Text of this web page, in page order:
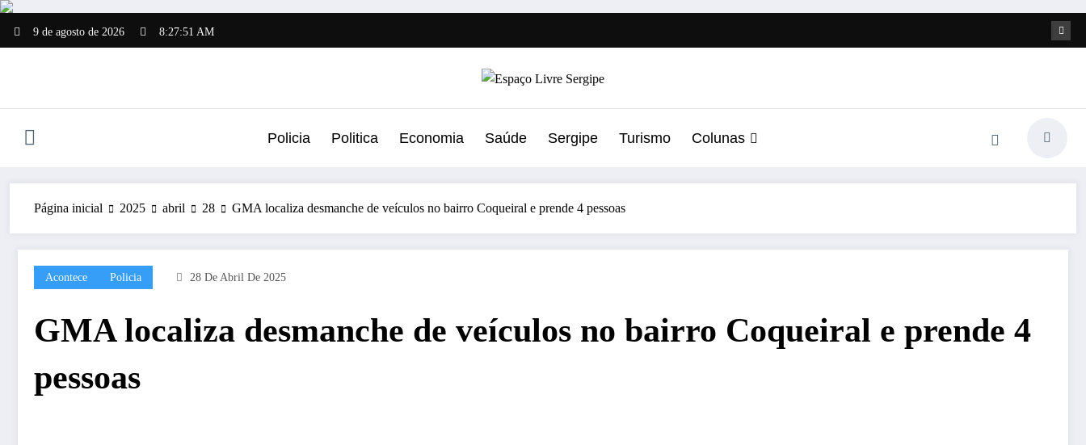
Pular
para
o
9 de agosto de 2026 8:27:51 AM
Policia Politica Economia Saúde Sergipe Turismo Colunas
Página inicial 2025 abril 28 GMA localiza desmanche de veículos no bairro Coqueiral e prende 4 pessoas
Acontece Policia 28 De Abril De 2025
GMA localiza desmanche de veículos no bairro Coqueiral e prende 4
pessoas